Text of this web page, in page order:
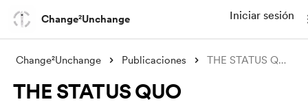
Change²Unchange Iniciar sesión
Change²Unchange Publicaciones THE STATUS QUO
THE STATUS QUO